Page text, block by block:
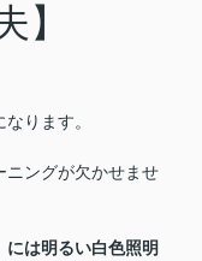
】
ります。
ニングが欠かせませ
には明るい白色照明